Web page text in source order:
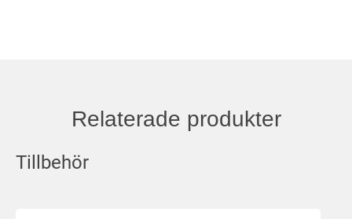
Relaterade produkter
Tillbehör